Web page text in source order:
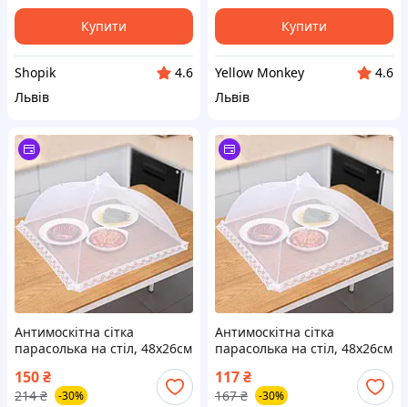
Купити
Shopik
4.6
Львів
Купити
Yellow Monkey
4.6
Львів
Антимоскітна сітка
парасолька на стіл, 48х26см
/ Антимоскітна парасолька-
ковпак для продуктів / Сітка
чохол на стіл
150₴
214 ₴ -30%
Антимоскітна сітка
парасолька на стіл, 48х26см
• Антимоскітна парасолька-
ковпак для продуктів • Сітка
чохол на стіл
117₴
167 ₴ -30%